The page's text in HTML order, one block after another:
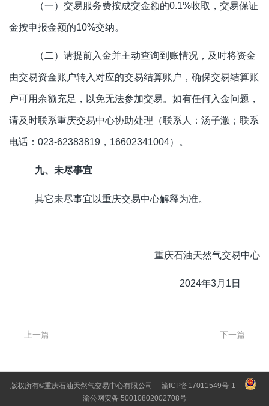
（一）交易服务费按成交金额的0.1%收取，交易保证
金按申报金额的10%交纳。
（二）请提前入金并主动查询到账情况，及时将资金
由交易资金账户转入对应的交易结算账户，确保交易结算账
户可用余额充足，以免无法参加交易。如有任何入金问题，
请及时联系重庆交易中心协助处理（联系人：汤子灏；联系
电话：023-62383819，16602341004）。
九、未尽事宜
其它未尽事宜以重庆交易中心解释为准。
重庆石油天然气交易中心
2024年3月1日
上一篇 下一篇
版权所有©重庆石油天然气交易中心有限公司
渝ICP备17011549号-1
渝公网安备 50010802002708号